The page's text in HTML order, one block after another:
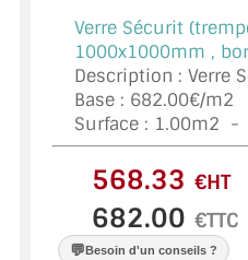
VERRE SUR MESURE
VERRE EXTRACLAIR
VERRE TREMPÉ
PAROI DE DOUCHE
VERRE FEUILLETÉ
Verre Sécurit
1000x1000mm ,
Description : Verre
Base : 682.00€/m2
Surface : 1.00m2 -
€HT
€TTC
💬Besoin d'un conseils ?